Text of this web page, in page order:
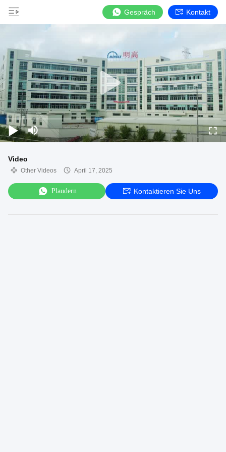
Gespräch Kontakt
Video
Other Videos April 17, 2025
Plaudern Kontaktieren Sie Uns